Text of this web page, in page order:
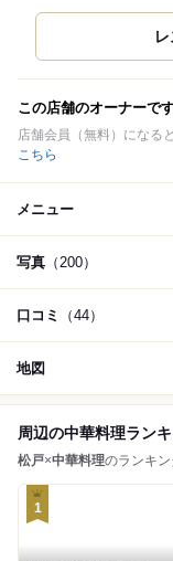
この店舗のオーナーで
店舗会員（無料）になる
こちら
メニュー
写真 （200）
口コミ （44）
地図
周辺の中華料理ラン
松戸×中華料理のランキン
1